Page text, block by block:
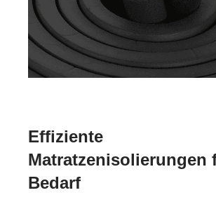
Effiziente
Matratzenisolierungen
Bedarf